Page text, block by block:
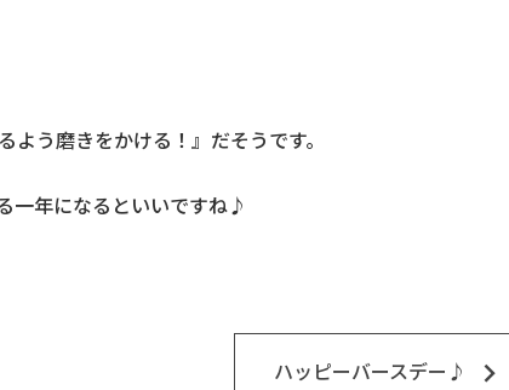
う磨きをかける！』だそうです。
一年になるといいですね♪
ハッピーバースデー♪ keyboard_arrow_right